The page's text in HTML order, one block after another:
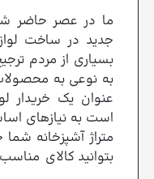
ما در عصر حاضر
جدید در ساخت
بسیاری از مردم
به نوعی به
عنوان یک خریدار
است به نیازهای
متراژ آشپزخانه
بتوانید کالای